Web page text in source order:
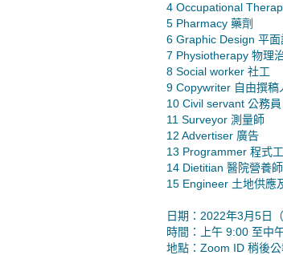
4 Occupational
5 Pharmacy 藥劑
6 Graphic Design 平面
7 Physiotherapy 物理
8 Social worker 社工
9 Copywriter 自由撰稿
10 Civil servant 公務員
11 Surveyor 測量師
12 Advertiser 廣告
13 Programmer 程式
14 Dietitian 醫院營養師
15 Engineer 土地供應
日期：2022年3月5日（
時間：上午 9:00 至中
地點：Zoom ID 稍後公